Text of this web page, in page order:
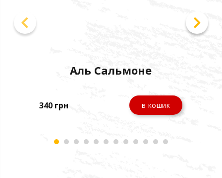
Аль Сальмоне
340 грн в кошик